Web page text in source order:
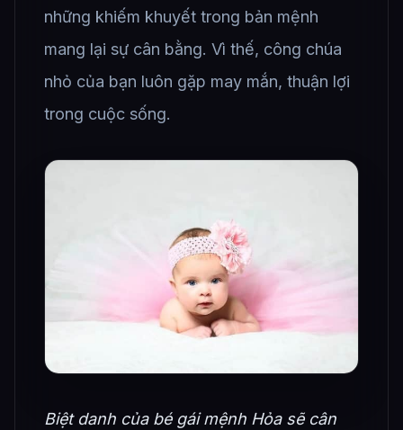
những khiếm khuyết trong bản mệnh
mang lại sự cân bằng. Vì thế, công chúa
nhỏ của bạn luôn gặp may mắn, thuận lợi
trong cuộc sống.
Biệt danh của bé gái mệnh Hỏa sẽ cân